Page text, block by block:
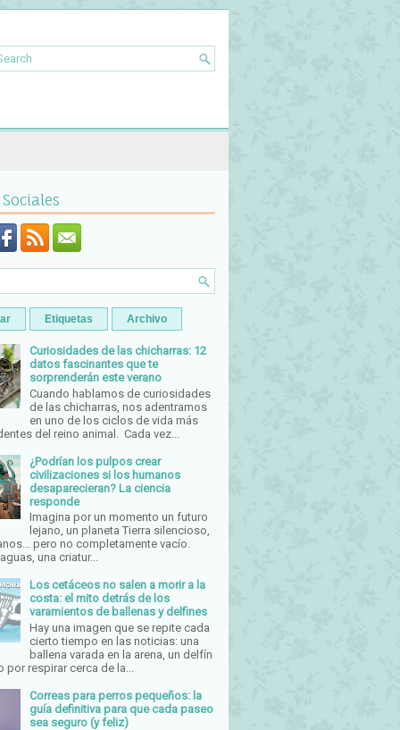
Etiquetas Archivo
Curiosidades de las chicharras: 12
datos fascinantes que te
sorprenderán este verano
Cuando hablamos de curiosidades
de las chicharras, nos adentramos
en uno de los ciclos de vida más
del reino animal. Cada vez...
¿Podrían los pulpos crear
civilizaciones si los humanos
desaparecieran? La ciencia
responde
Imagina por un momento un futuro
lejano, un planeta Tierra silencioso,
pero no completamente vacío.
una criatur...
Los cetáceos no salen a morir a la
costa: el mito detrás de los
varamientos de ballenas y delfines
Hay una imagen que se repite cada
cierto tiempo en las noticias: una
ballena varada en la arena, un delfín
por respirar cerca de la...
Correas para perros pequeños: la
guía definitiva para que cada paseo
sea seguro (y feliz)